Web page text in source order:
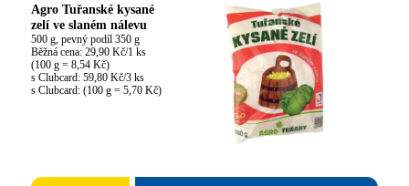
Agro Tuřanské kysané
zelí ve slaném nálevu
500 g, pevný podíl 350 g
Běžná cena: 29,90 Kč/1 ks
(100 g = 8,54 Kč)
s Clubcard: 59,80 Kč/3 ks
s Clubcard: (100 g = 5,70 Kč)